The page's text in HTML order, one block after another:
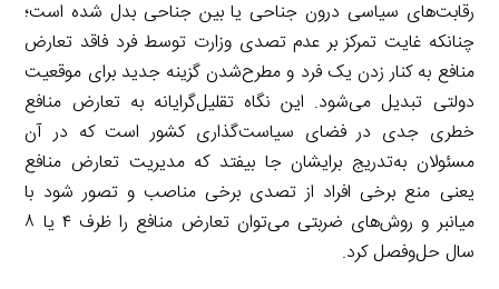
رقابت‌های سیاسی درون جناحی یا بین جناحی بدل شده است؛
چنانکه غایت تمرکز بر عدم تصدی وزارت توسط فرد فاقد تعارض
منافع به کنار زدن یک فرد و مطرح‌شدن گزینه جدید برای موقعیت
دولتی تبدیل می‌شود. این نگاه تقلیل‌گرایانه به تعارض منافع
خطری جدی در فضای سیاست‌گذاری کشور است که در آن
مسئولان به‌تدریج برایشان جا بیفتد که مدیریت تعارض منافع
یعنی منع برخی افراد از تصدی برخی مناصب و تصور شود با
میانبر و روش‌های ضربتی می‌توان تعارض منافع را ظرف ۴ یا ۸
سال حل‌وفصل کرد.